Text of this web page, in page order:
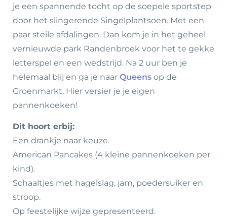
je een spannende tocht op de soepele sportstep
door het slingerende Singelplantsoen. Met een
paar steile afdalingen. Dan kom je in het geheel
vernieuwde park Randenbroek voor het te gekke
letterspel en een wedstrijd. Na 2 uur ben je
helemaal blij en ga je naar Queens op de
Groenmarkt. Hier versier je je eigen
pannenkoeken!
Dit hoort erbij:
Een drankje naar keuze.
American Pancakes (4 kleine pannenkoeken per
kind).
Schaaltjes met hagelslag, jam, poedersuiker en
stroop.
Op feestelijke wijze gepresenteerd.